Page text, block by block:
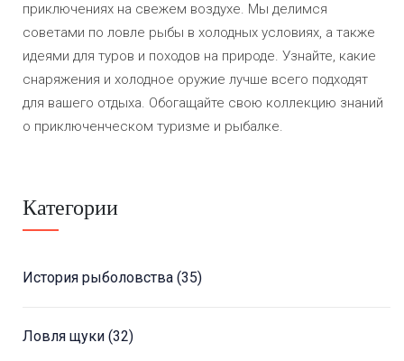
приключениях на свежем воздухе. Мы делимся
советами по ловле рыбы в холодных условиях, а также
идеями для туров и походов на природе. Узнайте, какие
снаряжения и холодное оружие лучше всего подходят
для вашего отдыха. Обогащайте свою коллекцию знаний
о приключенческом туризме и рыбалке.
Категории
История рыболовства (35)
Ловля щуки (32)